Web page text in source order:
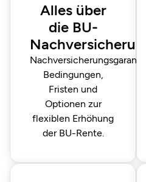
Alles über
die BU-
Nachversicherung
Nachversicherungsgarantie:
Bedingungen,
Fristen und
Optionen zur
flexiblen Erhöhung
der BU-Rente.